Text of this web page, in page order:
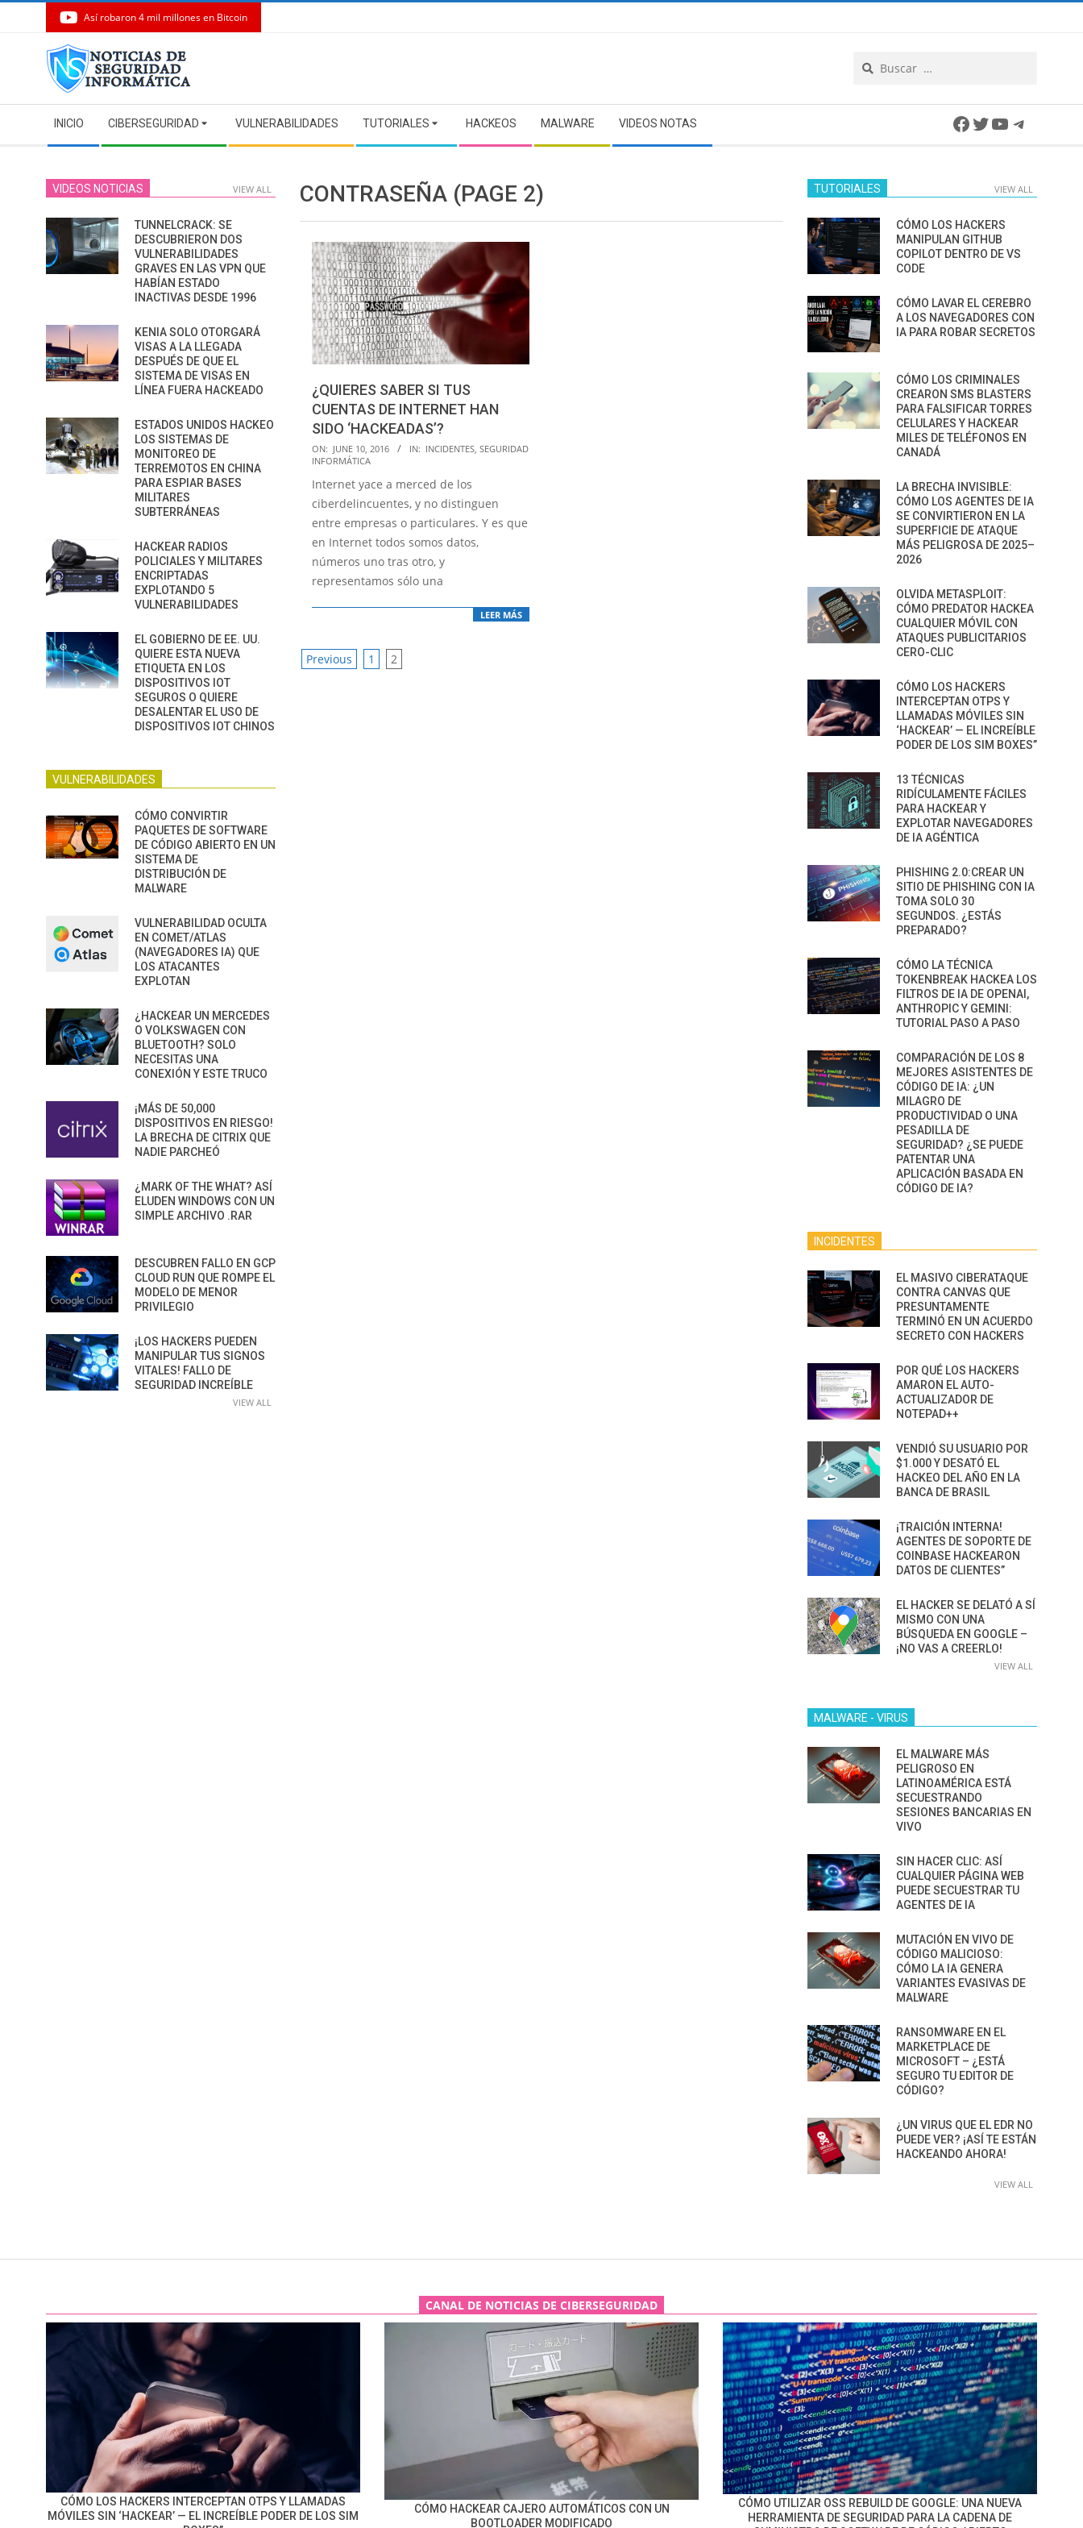
Así robaron 4 mil millones en Bitcoin
Navigation
Menu
INICIO CIBERSEGURIDAD VULNERABILIDADES TUTORIALES HACKEOS MALWARE VIDEOS NOTAS Facebook
Twitter
YouTube
CONTRASEÑA (PAGE 2)
¿QUIERES SABER SI TUS
CUENTAS DE INTERNET HAN
SIDO ‘HACKEADAS’?
2016-
06-
10
ON: JUNE 10, 2016 IN: INCIDENTES, SEGURIDAD
INFORMÁTICA
Internet yace a merced de los
ciberdelincuentes, y no distinguen
entre empresas o particulares. Y es que
en Internet todos somos datos,
números uno tras otro, y
representamos sólo una
LEER MÁS
POSTS
Previous 1 2
VIDEOS NOTICIAS VIEW ALL
TUNNELCRACK: SE
DESCUBRIERON DOS
VULNERABILIDADES
GRAVES EN LAS VPN QUE
HABÍAN ESTADO
INACTIVAS DESDE 1996
KENIA SOLO OTORGARÁ
VISAS A LA LLEGADA
DESPUÉS DE QUE EL
SISTEMA DE VISAS EN
LÍNEA FUERA HACKEADO
ESTADOS UNIDOS HACKEO
LOS SISTEMAS DE
MONITOREO DE
TERREMOTOS EN CHINA
PARA ESPIAR BASES
MILITARES
SUBTERRÁNEAS
HACKEAR RADIOS
POLICIALES Y MILITARES
ENCRIPTADAS
EXPLOTANDO 5
VULNERABILIDADES
EL GOBIERNO DE EE. UU.
QUIERE ESTA NUEVA
ETIQUETA EN LOS
DISPOSITIVOS IOT
SEGUROS O QUIERE
DESALENTAR EL USO DE
DISPOSITIVOS IOT CHINOS
VULNERABILIDADES
CÓMO CONVIRTIR
PAQUETES DE SOFTWARE
DE CÓDIGO ABIERTO EN UN
SISTEMA DE
DISTRIBUCIÓN DE
MALWARE
VULNERABILIDAD OCULTA
EN COMET/ATLAS
(NAVEGADORES IA) QUE
LOS ATACANTES
EXPLOTAN
¿HACKEAR UN MERCEDES
O VOLKSWAGEN CON
BLUETOOTH? SOLO
NECESITAS UNA
CONEXIÓN Y ESTE TRUCO
¡MÁS DE 50,000
DISPOSITIVOS EN RIESGO!
LA BRECHA DE CITRIX QUE
NADIE PARCHEÓ
¿MARK OF THE WHAT? ASÍ
ELUDEN WINDOWS CON UN
SIMPLE ARCHIVO .RAR
DESCUBREN FALLO EN GCP
CLOUD RUN QUE ROMPE EL
MODELO DE MENOR
PRIVILEGIO
¡LOS HACKERS PUEDEN
MANIPULAR TUS SIGNOS
VITALES! FALLO DE
SEGURIDAD INCREÍBLE
VIEW ALL
TUTORIALES VIEW ALL
CÓMO LOS HACKERS
MANIPULAN GITHUB
COPILOT DENTRO DE VS
CODE
CÓMO LAVAR EL CEREBRO
A LOS NAVEGADORES CON
IA PARA ROBAR SECRETOS
CÓMO LOS CRIMINALES
CREARON SMS BLASTERS
PARA FALSIFICAR TORRES
CELULARES Y HACKEAR
MILES DE TELÉFONOS EN
CANADÁ
LA BRECHA INVISIBLE:
CÓMO LOS AGENTES DE IA
SE CONVIRTIERON EN LA
SUPERFICIE DE ATAQUE
MÁS PELIGROSA DE 2025–
2026
OLVIDA METASPLOIT:
CÓMO PREDATOR HACKEA
CUALQUIER MÓVIL CON
ATAQUES PUBLICITARIOS
CERO-CLIC
CÓMO LOS HACKERS
INTERCEPTAN OTPS Y
LLAMADAS MÓVILES SIN
‘HACKEAR’ — EL INCREÍBLE
PODER DE LOS SIM BOXES”
13 TÉCNICAS
RIDÍCULAMENTE FÁCILES
PARA HACKEAR Y
EXPLOTAR NAVEGADORES
DE IA AGÉNTICA
PHISHING 2.0:CREAR UN
SITIO DE PHISHING CON IA
TOMA SOLO 30
SEGUNDOS. ¿ESTÁS
PREPARADO?
CÓMO LA TÉCNICA
TOKENBREAK HACKEA LOS
FILTROS DE IA DE OPENAI,
ANTHROPIC Y GEMINI:
TUTORIAL PASO A PASO
COMPARACIÓN DE LOS 8
MEJORES ASISTENTES DE
CÓDIGO DE IA: ¿UN
MILAGRO DE
PRODUCTIVIDAD O UNA
PESADILLA DE
SEGURIDAD? ¿SE PUEDE
PATENTAR UNA
APLICACIÓN BASADA EN
CÓDIGO DE IA?
INCIDENTES
EL MASIVO CIBERATAQUE
CONTRA CANVAS QUE
PRESUNTAMENTE
TERMINÓ EN UN ACUERDO
SECRETO CON HACKERS
POR QUÉ LOS HACKERS
AMARON EL AUTO-
ACTUALIZADOR DE
NOTEPAD++
VENDIÓ SU USUARIO POR
$1.000 Y DESATÓ EL
HACKEO DEL AÑO EN LA
BANCA DE BRASIL
¡TRAICIÓN INTERNA!
AGENTES DE SOPORTE DE
COINBASE HACKEARON
DATOS DE CLIENTES”
EL HACKER SE DELATÓ A SÍ
MISMO CON UNA
BÚSQUEDA EN GOOGLE –
¡NO VAS A CREERLO!
VIEW ALL
MALWARE - VIRUS
EL MALWARE MÁS
PELIGROSO EN
LATINOAMÉRICA ESTÁ
SECUESTRANDO
SESIONES BANCARIAS EN
VIVO
SIN HACER CLIC: ASÍ
CUALQUIER PÁGINA WEB
PUEDE SECUESTRAR TU
AGENTES DE IA
MUTACIÓN EN VIVO DE
CÓDIGO MALICIOSO:
CÓMO LA IA GENERA
VARIANTES EVASIVAS DE
MALWARE
RANSOMWARE EN EL
MARKETPLACE DE
MICROSOFT – ¿ESTÁ
SEGURO TU EDITOR DE
CÓDIGO?
¿UN VIRUS QUE EL EDR NO
PUEDE VER? ¡ASÍ TE ESTÁN
HACKEANDO AHORA!
VIEW ALL
CANAL DE NOTICIAS DE CIBERSEGURIDAD
CÓMO LOS HACKERS INTERCEPTAN OTPS Y LLAMADAS
MÓVILES SIN ‘HACKEAR’ — EL INCREÍBLE PODER DE LOS SIM
CÓMO HACKEAR CAJERO AUTOMÁTICOS CON UN
BOOTLOADER MODIFICADO
CÓMO UTILIZAR OSS REBUILD DE GOOGLE: UNA NUEVA
HERRAMIENTA DE SEGURIDAD PARA LA CADENA DE